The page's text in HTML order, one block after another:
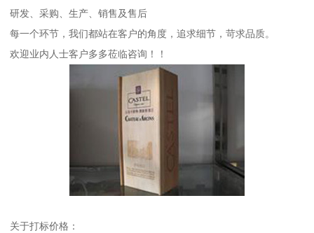
研发、采购、生产、销售及售后
每一个环节，我们都站在客户的角度，追求细节，苛求品质。
欢迎业内人士客户多多莅临咨询！！
关于打标价格：